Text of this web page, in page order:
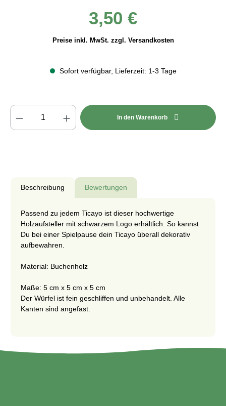
3,50 €
Preise inkl. MwSt. zzgl. Versandkosten
Sofort verfügbar, Lieferzeit: 1-3 Tage
Produkt Anzahl: Gib den gewünschten
In den Warenkorb
Beschreibung Bewertungen
Passend zu jedem Ticayo ist dieser hochwertige
Holzaufsteller mit schwarzem Logo erhältlich. So kannst
Du bei einer Spielpause dein Ticayo überall dekorativ
aufbewahren.
Material: Buchenholz
Maße: 5 cm x 5 cm x 5 cm
Der Würfel ist fein geschliffen und unbehandelt. Alle
Kanten sind angefast.